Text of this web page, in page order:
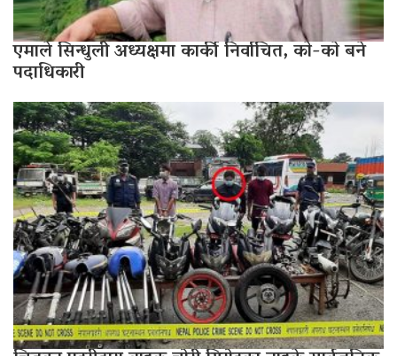
एमाले सिन्धुली अध्यक्षमा कार्की निर्वाचित, काे-काे बने
पदाधिकारी